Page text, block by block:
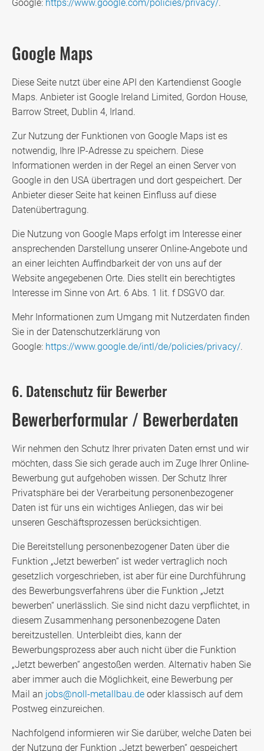
Google: https://www.google.com/policies/privacy/.
Google Maps
Diese Seite nutzt über eine API den Kartendienst Google
Maps. Anbieter ist Google Ireland Limited, Gordon House,
Barrow Street, Dublin 4, Irland.
Zur Nutzung der Funktionen von Google Maps ist es
notwendig, Ihre IP-Adresse zu speichern. Diese
Informationen werden in der Regel an einen Server von
Google in den USA übertragen und dort gespeichert. Der
Anbieter dieser Seite hat keinen Einfluss auf diese
Datenübertragung.
Die Nutzung von Google Maps erfolgt im Interesse einer
ansprechenden Darstellung unserer Online-Angebote und
an einer leichten Auffindbarkeit der von uns auf der
Website angegebenen Orte. Dies stellt ein berechtigtes
Interesse im Sinne von Art. 6 Abs. 1 lit. f DSGVO dar.
Mehr Informationen zum Umgang mit Nutzerdaten finden
Sie in der Datenschutzerklärung von
Google: https://www.google.de/intl/de/policies/privacy/.
6. Datenschutz für Bewerber
Bewerberformular / Bewerberdaten
Wir nehmen den Schutz Ihrer privaten Daten ernst und wir
möchten, dass Sie sich gerade auch im Zuge Ihrer Online-
Bewerbung gut aufgehoben wissen. Der Schutz Ihrer
Privatsphäre bei der Verarbeitung personenbezogener
Daten ist für uns ein wichtiges Anliegen, das wir bei
unseren Geschäftsprozessen berücksichtigen.
Die Bereitstellung personenbezogener Daten über die
Funktion „Jetzt bewerben“ ist weder vertraglich noch
gesetzlich vorgeschrieben, ist aber für eine Durchführung
des Bewerbungsverfahrens über die Funktion „Jetzt
bewerben“ unerlässlich. Sie sind nicht dazu verpflichtet, in
diesem Zusammenhang personenbezogene Daten
bereitzustellen. Unterbleibt dies, kann der
Bewerbungsprozess aber auch nicht über die Funktion
„Jetzt bewerben“ angestoßen werden. Alternativ haben Sie
aber immer auch die Möglichkeit, eine Bewerbung per
Mail an jobs@noll-metallbau.de oder klassisch auf dem
Postweg einzureichen.
Nachfolgend informieren wir Sie darüber, welche Daten bei
der Nutzung der Funktion „Jetzt bewerben“ gespeichert